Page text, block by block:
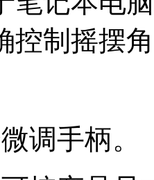
控制摇摆
调手柄。